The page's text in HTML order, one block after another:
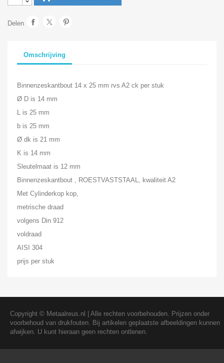
Delen
Omschrijving
Binnenzeskantbout 14 x 25 mm rvs A2 ck per stuk
Ø D is 14 mm
L is 25 mm
b is 25 mm
Ø dk is 21 mm
K is 14 mm
Sleutelmaat is 12 mm
Binnenzeskantbout , ROESTVASTSTAAL, kwaliteit A2
Met Cylinderkop kop,
metrische draad
volgens Din 912
voldraad
AISI 304
prijs per stuk
Copyright © Metaalreus.nl
| Alle rechten voorbehouden. Prijzen onder
voorbehoud van drukfouten. Bij artikelen geplaatste afbeeldingen kunnen
afwijken. U kunt hieraan geen rechten ontlenen.